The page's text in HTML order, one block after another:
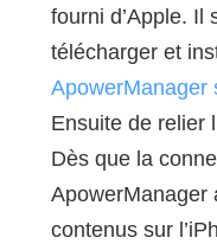
fourni d’Apple. Il
télécharger et
ApowerManager
Ensuite de relier
Dès que la
ApowerManager
contenus sur